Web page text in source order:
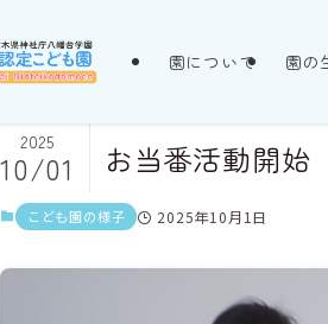
園について 園の
お当番活動開始
2025
10/01
こども園の様子 2025年10月1日